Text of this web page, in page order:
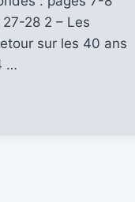
28 2 – Les
sur les 40 ans
…